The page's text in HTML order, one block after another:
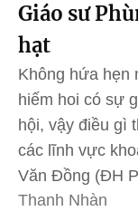
Giáo sư
hạt
Không hứa hẹn
hiếm hoi có sự
hội, vậy điều gì
các lĩnh vực
Văn Đồng (ĐH
Thanh Nhàn